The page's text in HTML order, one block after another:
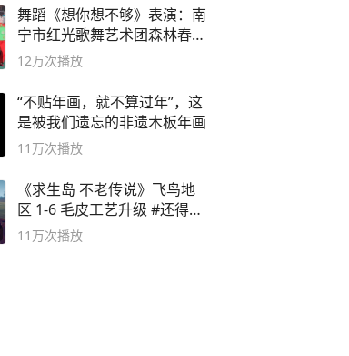
舞蹈《想你想不够》表演：南
宁市红光歌舞艺术团森林春红
舞蹈队。
12万次播放
“不贴年画，就不算过年”，这
是被我们遗忘的非遗木板年画
11万次播放
《求生岛 不老传说》飞鸟地
区 1-6 毛皮工艺升级 #还得是
主机大作
11万次播放